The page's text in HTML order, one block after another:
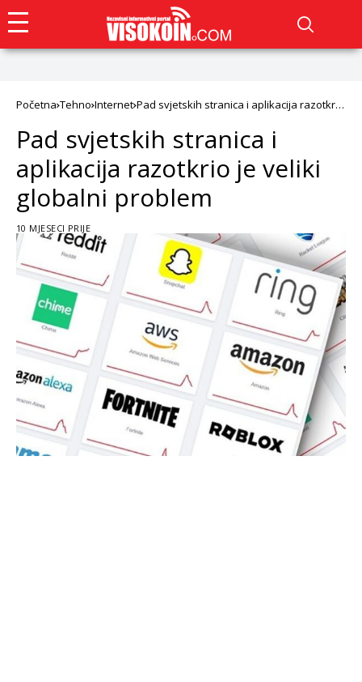
Početna Tehno Internet Pad svjetskih stranica i aplikacija razotkrio
Pad svjetskih stranica i
aplikacija razotkrio je veliki
globalni problem
10 MJESECI PRIJE